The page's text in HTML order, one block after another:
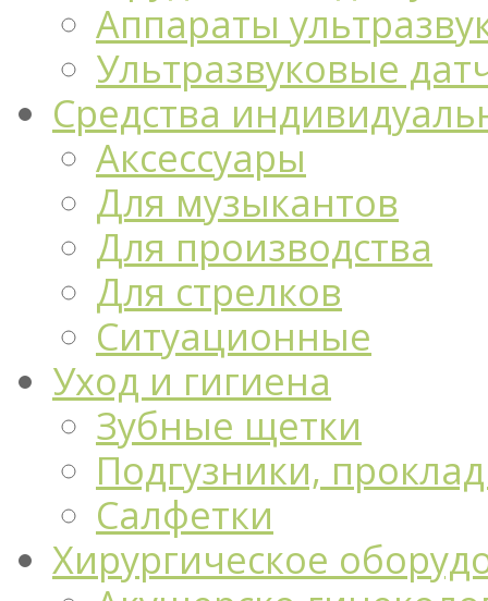
Аппараты
Ультразвуковые
Средства
Аксессуары
Для музыкантов
Для производства
Для стрелков
Ситуационные
Уход и гигиена
Зубные щетки
Подгузники,
Салфетки
Хирургическое